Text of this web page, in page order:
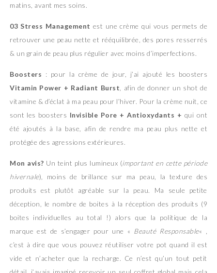
matins, avant mes soins.
03 Stress Management est une crème qui vous permets de
retrouver une peau nette et rééquilibrée, des pores resserrés
& un grain de peau plus régulier avec moins d’imperfections.
Boosters : pour la crème de jour, j’ai ajouté les boosters
Vitamin Power + Radiant Burst , afin de donner un shot de
vitamine & d’éclat à ma peau pour l’hiver. Pour la crème nuit, ce
sont les boosters Invisible Pore + Antioxydants + qui ont
été ajoutés à la base, afin de rendre ma peau plus nette et
protégée des agressions extérieures.
Mon avis? Un teint plus lumineux (important en cette période
hivernale), moins de brillance sur ma peau, la texture des
produits est plutôt agréable sur la peau. Ma seule petite
déception, le nombre de boites à la réception des produits (9
boites individuelles au total !) alors que la politique de la
marque est de s’engager pour une « Beauté Responsable« ,
c’est à dire que vous pouvez réutiliser votre pot quand il est
vide et n’acheter que la recharge. Ce n’est qu’un tout petit